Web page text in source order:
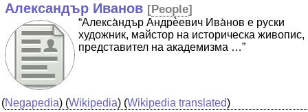
Александър Иванов [People]
“Алекса̀ндър Андрѐевич Ива̀нов е руски
художник, майстор на историческа живопис,
представител на академизма …”
(Negapedia) (Wikipedia) (Wikipedia translated)